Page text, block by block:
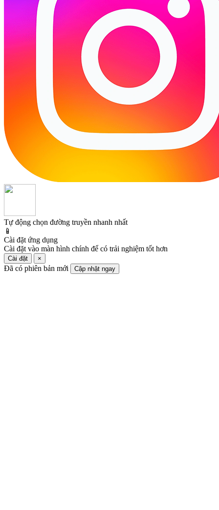
Tự động chọn đường truyền nhanh nhất
📱
Cài đặt ứng dụng
Cài đặt vào màn hình chính để có trải nghiệm tốt hơn
Cài đặt ×
Đã có phiên bản mới Cập nhật ngay